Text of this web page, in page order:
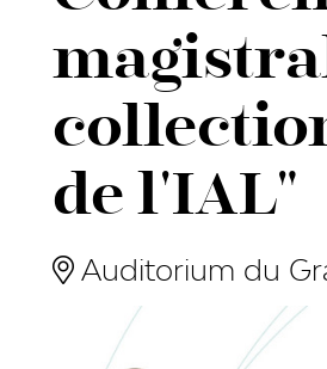
de l'IAL"
Auditorium du